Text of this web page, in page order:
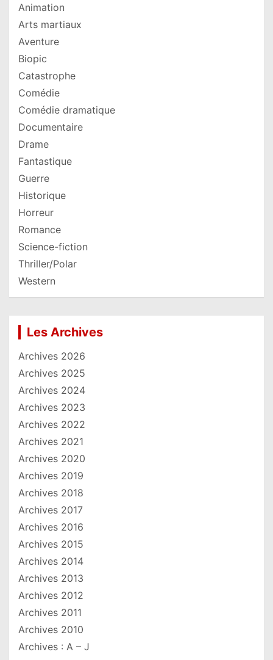
Animation
Arts martiaux
Aventure
Biopic
Catastrophe
Comédie
Comédie dramatique
Documentaire
Drame
Fantastique
Guerre
Historique
Horreur
Romance
Science-fiction
Thriller/Polar
Western
Les Archives
Archives 2026
Archives 2025
Archives 2024
Archives 2023
Archives 2022
Archives 2021
Archives 2020
Archives 2019
Archives 2018
Archives 2017
Archives 2016
Archives 2015
Archives 2014
Archives 2013
Archives 2012
Archives 2011
Archives 2010
Archives : A – J